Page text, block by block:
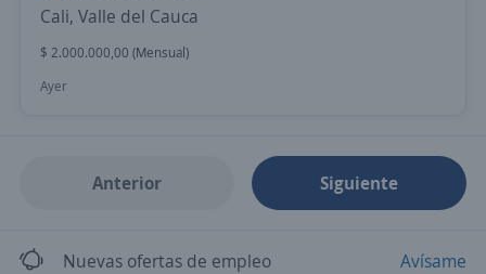
Cali, Valle del Cauca
$ 2.000.000,00 (Mensual)
Ayer
Anterior Siguiente
Nuevas ofertas de empleo Avísame